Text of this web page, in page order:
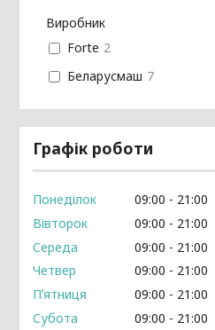
Виробник
Forte 2
Беларусмаш 7
Графік роботи
Понеділок 09:00
21:00
Вівторок
09:00
21:00
Середа
09:00
21:00
Четвер
09:00
21:00
Пʼятниця
09:00
21:00
Субота
09:00
21:00